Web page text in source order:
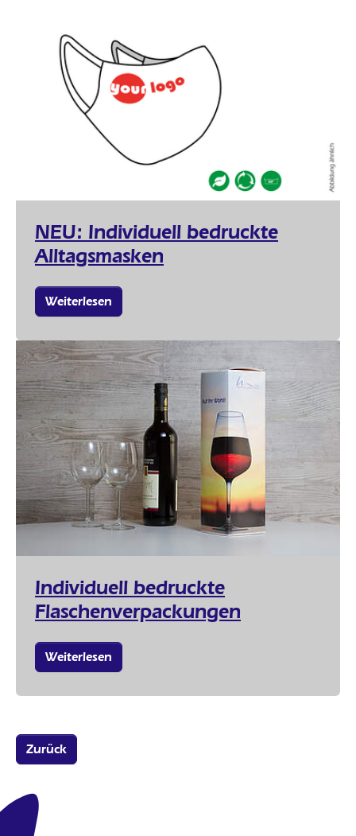
NEU: Individuell bedruckte
Alltagsmasken
Weiterlesen
Individuell bedruckte
Flaschenverpackungen
Weiterlesen
Zurück